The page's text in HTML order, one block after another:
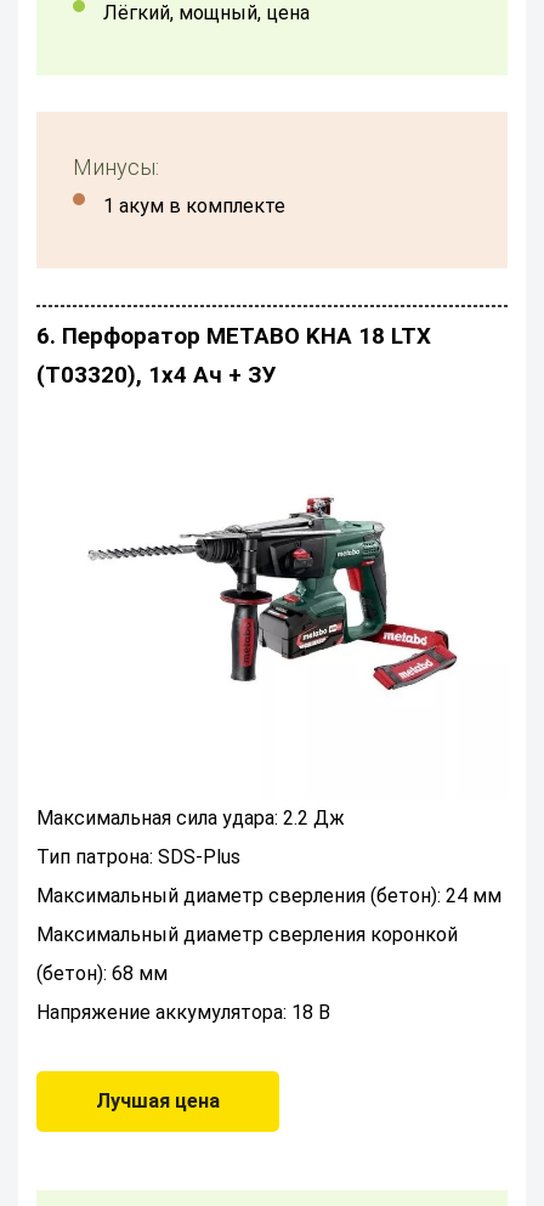
лёгкий, мощный, цена
Минусы:
1 акум в комплекте
6. Перфоратор METABO KHA 18 LTX
(T03320), 1x4 Ач + ЗУ
Максимальная сила удара: 2.2 Дж
Тип патрона: SDS-Plus
Максимальный диаметр сверления (бетон): 24 мм
Максимальный диаметр сверления коронкой
(бетон): 68 мм
Напряжение аккумулятора: 18 В
Лучшая цена